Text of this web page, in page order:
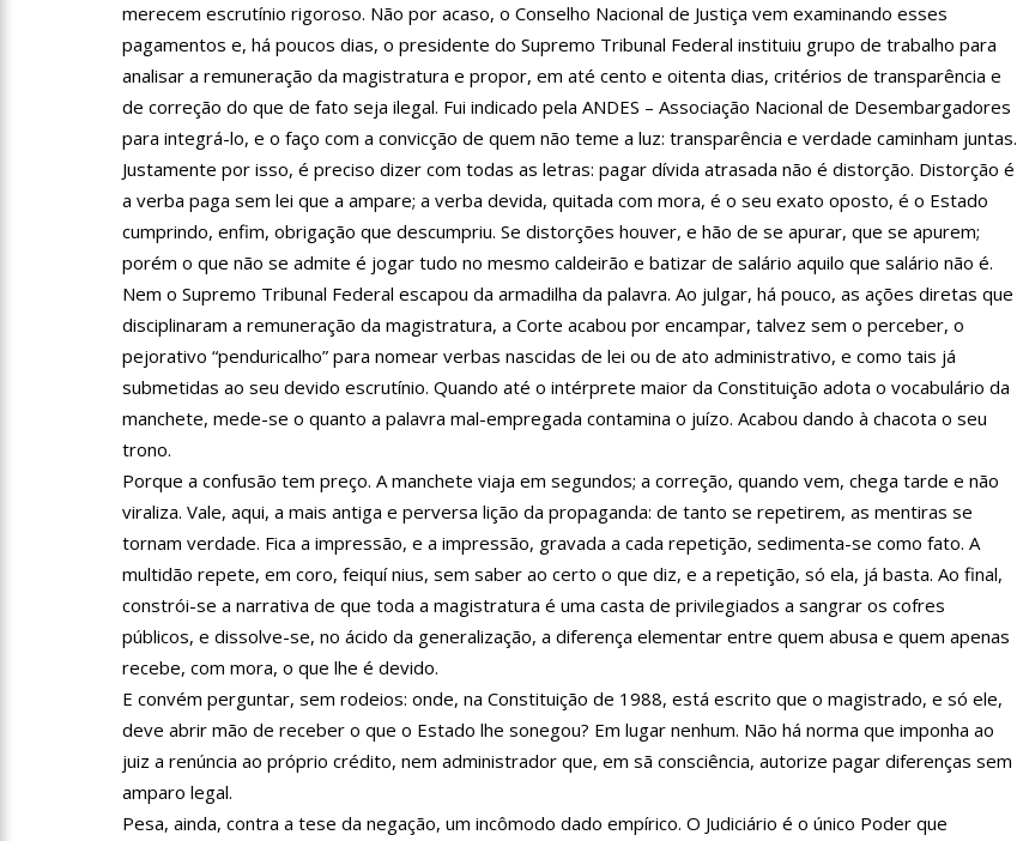
12:55 PIB do Japão registra crescimento pela primeira vez em 3 trimestres
12:49 Anitta diz que ficou dez meses sem sexo e revela como se sentiu
12:37 Agenor Tupinambá fala sobre namoro com Lucas: “Não houve traição”
12:23 Influenciadora e ex são encontrados mortos em carro no interior de SP
14:56 Vídeo: Reação de Ana Clara após não pegar buquê em casamento viraliza: “Filho da
put*! Nojento!”
11:59 Empresário ‘Passarão’, dono do porto Chibatão, morre em São Paulo
11:52 Petrobras anuncia nova política de preços de combustíveis
11:36 Acusado de divulgar fotos de corpo de Marília Mendonça e de outros artistas mortos
vira réu
merecem escrutínio rigoroso. Não por acaso, o Conselho Nacional de Justiça vem examinando esses
pagamentos e, há poucos dias, o presidente do Supremo Tribunal Federal instituiu grupo de trabalho para
analisar a remuneração da magistratura e propor, em até cento e oitenta dias, critérios de transparência e
de correção do que de fato seja ilegal. Fui indicado pela ANDES – Associação Nacional de Desembargadores
para integrá-lo, e o faço com a convicção de quem não teme a luz: transparência e verdade caminham juntas.
Justamente por isso, é preciso dizer com todas as letras: pagar dívida atrasada não é distorção. Distorção é
a verba paga sem lei que a ampare; a verba devida, quitada com mora, é o seu exato oposto, é o Estado
cumprindo, enfim, obrigação que descumpriu. Se distorções houver, e hão de se apurar, que se apurem;
porém o que não se admite é jogar tudo no mesmo caldeirão e batizar de salário aquilo que salário não é.
Nem o Supremo Tribunal Federal escapou da armadilha da palavra. Ao julgar, há pouco, as ações diretas que
disciplinaram a remuneração da magistratura, a Corte acabou por encampar, talvez sem o perceber, o
pejorativo “penduricalho” para nomear verbas nascidas de lei ou de ato administrativo, e como tais já
submetidas ao seu devido escrutínio. Quando até o intérprete maior da Constituição adota o vocabulário da
manchete, mede-se o quanto a palavra mal-empregada contamina o juízo. Acabou dando à chacota o seu
trono.
Porque a confusão tem preço. A manchete viaja em segundos; a correção, quando vem, chega tarde e não
viraliza. Vale, aqui, a mais antiga e perversa lição da propaganda: de tanto se repetirem, as mentiras se
tornam verdade. Fica a impressão, e a impressão, gravada a cada repetição, sedimenta-se como fato. A
multidão repete, em coro, feiquí nius, sem saber ao certo o que diz, e a repetição, só ela, já basta. Ao final,
constrói-se a narrativa de que toda a magistratura é uma casta de privilegiados a sangrar os cofres
públicos, e dissolve-se, no ácido da generalização, a diferença elementar entre quem abusa e quem apenas
recebe, com mora, o que lhe é devido.
E convém perguntar, sem rodeios: onde, na Constituição de 1988, está escrito que o magistrado, e só ele,
deve abrir mão de receber o que o Estado lhe sonegou? Em lugar nenhum. Não há norma que imponha ao
juiz a renúncia ao próprio crédito, nem administrador que, em sã consciência, autorize pagar diferenças sem
amparo legal.
Pesa, ainda, contra a tese da negação, um incômodo dado empírico. O Judiciário é o único Poder que